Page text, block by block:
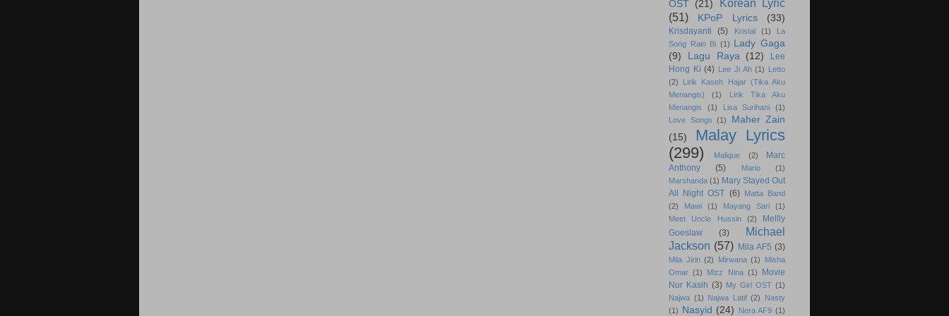
OST (21)
Korean Lyric
(51)
KPoP Lyrics (33)
Krisdayanti (5) Kristal (1)
La
Song Rain Bi (1)
Lady Gaga
(9)
Lagu Raya (12)
Lee
Hong Ki (4) Lee Ji Ah (1) Letto
(2)
Lirik Kaseh Hajar (Tika Aku
Menangis)
(1)
Lirik Tika Aku
Menangis
(1) Lisa Surihani
(1)
Love Songs (1)
Maher Zain
(15)
Malay Lyrics
(299)
Malique (2)
Marc
Anthony
(5) Mario
(1)
Marshanda (1) Mary Stayed Out
All Night OST (6)
Matta Band
(2)
Mawi (1) Mayang Sari
(1)
Meet Uncle Hussin
(2)
Mellly
Goeslaw
(3)
Michael
Jackson (57) Mila AF5 (3)
Mila Jirin (2) Mirwana (1)
Misha
Omar (1) Mizz Nina (1)
Movie
Nur Kasih (3) My Girl OST (1)
Najwa (1) Najwa Latif (2)
Nasty
(1)
Nasyid (24) Nera AF9 (1)